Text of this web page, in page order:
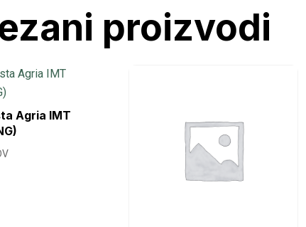
proizvodi
Agria IMT